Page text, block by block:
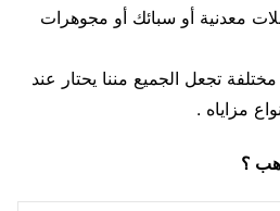
معدنية أو سبائك أو مجوهرات
تجعل الجميع مننا يحتار عند
مزاياه .
؟